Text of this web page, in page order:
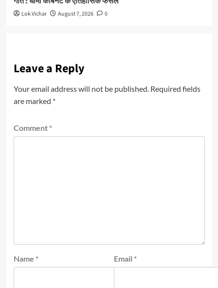
Lok Vichar August 7, 2026 0
Leave a Reply
Your email address will not be published. Required fields
are marked *
Comment *
Name * Email *